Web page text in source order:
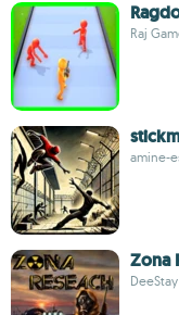
Raj
amine-
Zona